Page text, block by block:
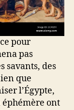
pour
pas
savants, des
que
l’Égypte,
ont